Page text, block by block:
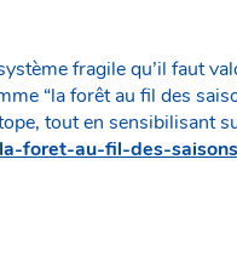
fragile qu’il faut
“la forêt au fil des
tout en sensibilisant
foret-au-fil-des-